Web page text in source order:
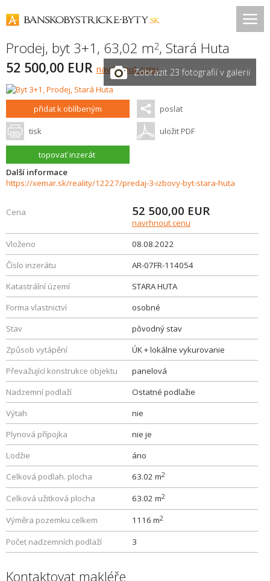
Prodej, byt 3+1, 63,02 m2, Stará Huta
52 500,00 EUR navrhnout cenuZobrazit 23 fotografií v galerii
přidat k oblíbeným poslat
tisk uložit PDF
topovať inzerát
Další informace
https://xemar.sk/reality/12227/predaj-3-izbovy-byt-stara-huta
Cena 52 500,00 EUR
navrhnout cenu
Vloženo
08.08.2022
Číslo inzerátu
AR-07FR-114054
Katastrální území
STARA HUTA
Forma vlastnictví
osobné
Stav
pôvodný stav
Způsob vytápění
ÚK + lokálne vykurovanie
Převažující konstrukce objektu
panelová
Nadzemní podlaží
Ostatné podlažie
Výtah
nie
Plynová přípojka
nie je
Lodžie
áno
Celková podlah. plocha
63.02 m2
Celková užitková plocha 63.02 m2
Výměra pozemku celkem 1116 m2
Počet nadzemních podlaží 3
Kontaktovat makléře